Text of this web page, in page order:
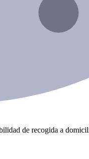
de recogida a